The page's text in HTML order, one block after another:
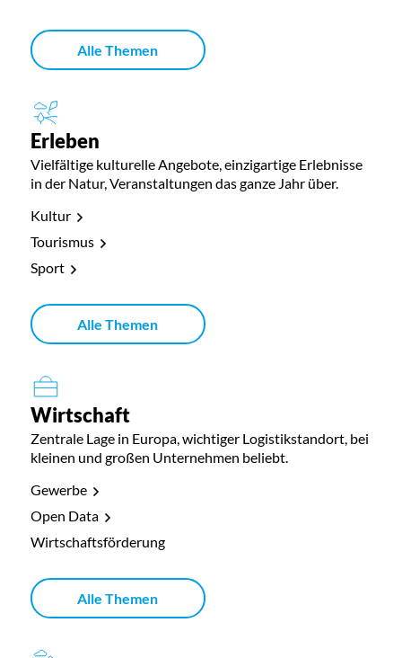
Alle Themen
Erleben
Vielfältige kulturelle Angebote, einzigartige Erlebnisse
in der Natur, Veranstaltungen das ganze Jahr über.
Kultur
Tourismus
Sport
Alle Themen
Wirtschaft
Zentrale Lage in Europa, wichtiger Logistikstandort, bei
kleinen und großen Unternehmen beliebt.
Gewerbe
Open Data
Wirtschaftsförderung
Alle Themen